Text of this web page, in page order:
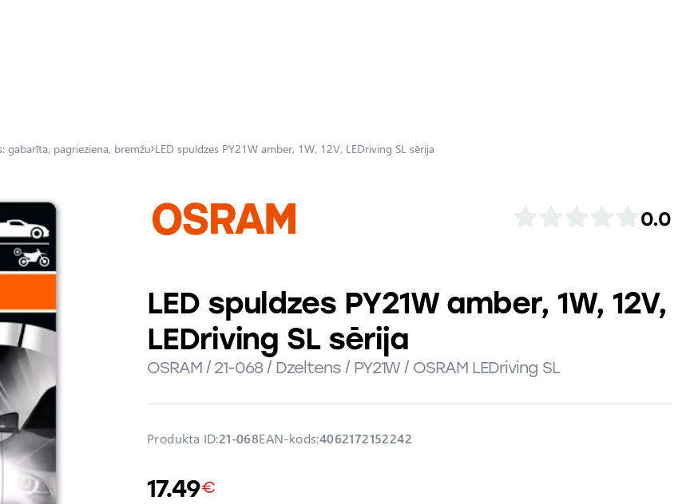
gabarīta, pagrieziena, bremžu LED spuldzes PY21W amber, 1W, 12V, LEDriving SL sērija
0.0
LED spuldzes PY21W amber, 1W, 12V,
LEDriving SL sērija
OSRAM / 21-068 / Dzeltens / PY21W / OSRAM LEDriving SL
Produkta ID:21-068EAN-kods:4062172152242
17.49€